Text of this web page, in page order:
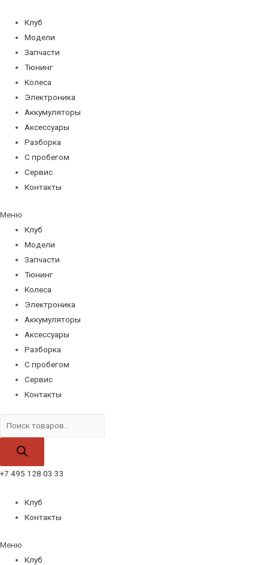
содержимому
Клуб
Модели
Запчасти
Тюнинг
Колеса
Электроника
Аккумуляторы
Аксессуары
Разборка
С пробегом
Сервис
Контакты
Меню
Клуб
Модели
Запчасти
Тюнинг
Колеса
Электроника
Аккумуляторы
Аксессуары
Разборка
С пробегом
Сервис
Контакты
товаров
+7 495 128 03 33
Клуб
Контакты
Меню
Клуб